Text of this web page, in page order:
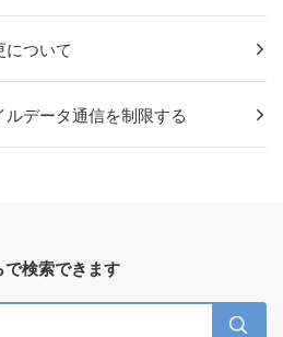
について
データ通信を制限する
で検索できます